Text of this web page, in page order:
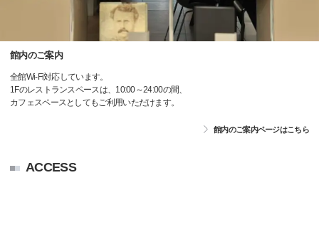
館内のご案内
全館Wi-Fi対応しています。
1Fのレストランスペースは、10:00～24:00の間、
カフェスペースとしてもご利用いただけます。
館内のご案内ページはこちら
ACCESS